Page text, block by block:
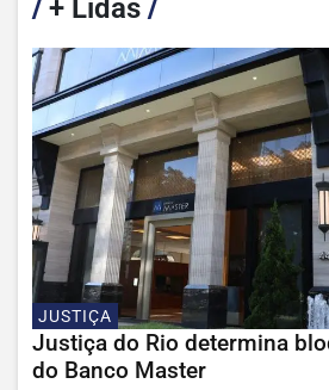
/+ Lidas /
JUSTIÇA
Justiça do Rio determina
do Banco Master